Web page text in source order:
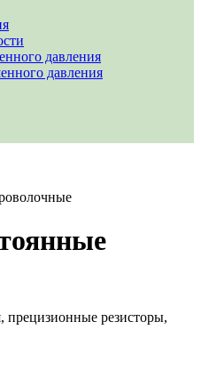
давления
давления
прецизионные резисторы,